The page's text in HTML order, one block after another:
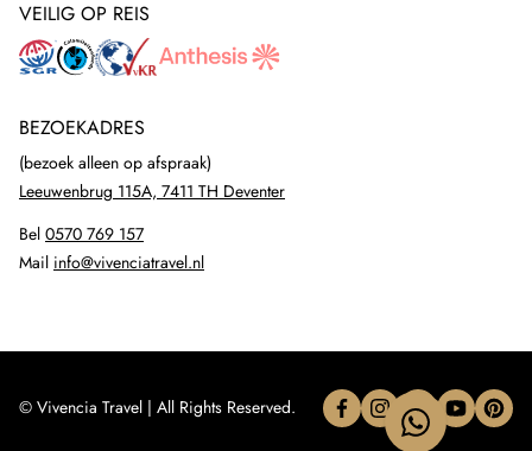
VEILIG OP REIS
BEZOEKADRES
(bezoek alleen op afspraak)
Leeuwenbrug 115A, 7411 TH Deventer
Bel 0570 769 157
Mail info@vivenciatravel.nl
© Vivencia Travel | All Rights Reserved.